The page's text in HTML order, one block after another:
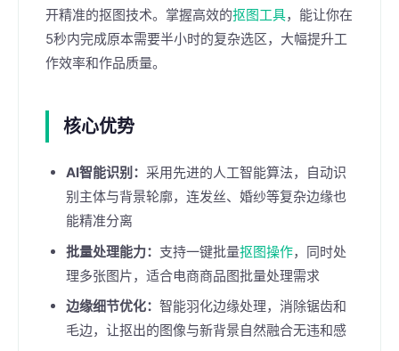
开精准的抠图技术。掌握高效的抠图工具，能让你在
5秒内完成原本需要半小时的复杂选区，大幅提升工
作效率和作品质量。
核心优势
AI智能识别： 采用先进的人工智能算法，自动识
别主体与背景轮廓，连发丝、婚纱等复杂边缘也
能精准分离
批量处理能力： 支持一键批量抠图操作，同时处
理多张图片，适合电商商品图批量处理需求
边缘细节优化： 智能羽化边缘处理，消除锯齿和
毛边，让抠出的图像与新背景自然融合无违和感